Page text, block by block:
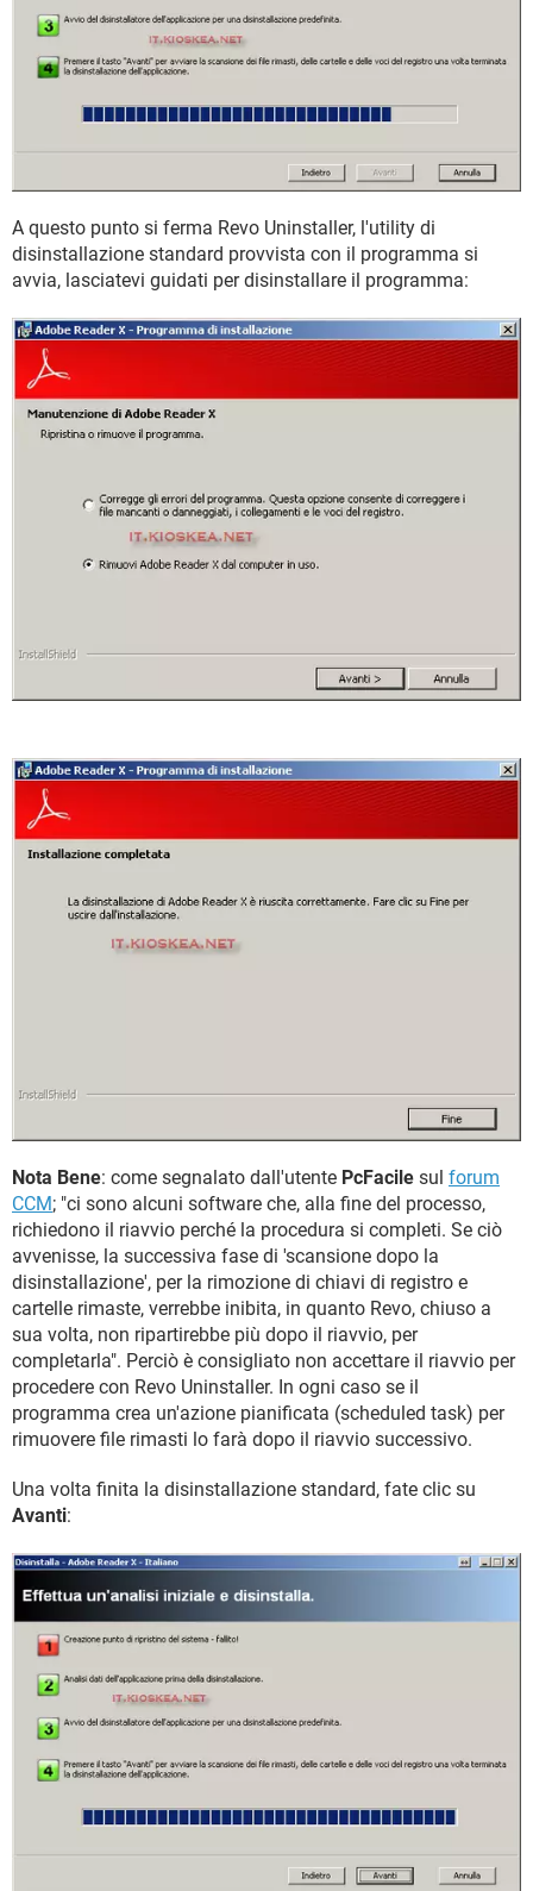
A questo punto si ferma Revo Uninstaller, l'utility di
disinstallazione standard provvista con il programma si
avvia, lasciatevi guidati per disinstallare il programma:
Nota Bene: come segnalato dall'utente PcFacile sul forum
CCM; "ci sono alcuni software che, alla fine del processo,
richiedono il riavvio perché la procedura si completi. Se ciò
avvenisse, la successiva fase di 'scansione dopo la
disinstallazione', per la rimozione di chiavi di registro e
cartelle rimaste, verrebbe inibita, in quanto Revo, chiuso a
sua volta, non ripartirebbe più dopo il riavvio, per
completarla". Perciò è consigliato non accettare il riavvio per
procedere con Revo Uninstaller. In ogni caso se il
programma crea un'azione pianificata (scheduled task) per
rimuovere file rimasti lo farà dopo il riavvio successivo.
Una volta finita la disinstallazione standard, fate clic su
Avanti: